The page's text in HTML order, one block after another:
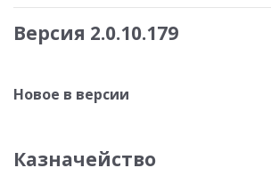
Версия 2.0.10.179
Новое в версии
Казначейство